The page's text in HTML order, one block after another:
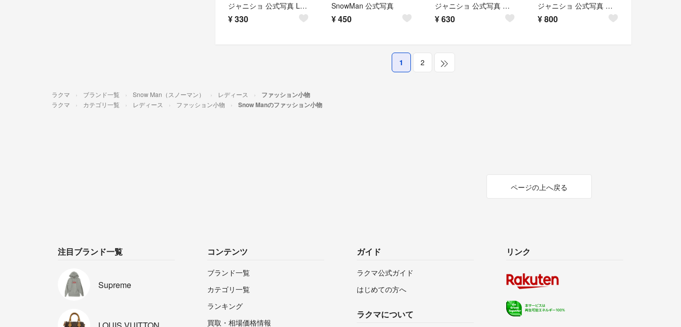
ジャニショ 公式写真 Labo スノラボ オフショ SnowMan 向井康二
¥330
SnowMan 公式写真
¥450
ジャニショ 公式写真 タペストリー W オフショ SnowMan 向井康二
¥630
ジャニショ 公式写真 タペストリー W オフショ SnowMan
¥800
1 2
ラクマ ブランド一覧 Snow Man（スノーマン） レディース ファッション小物
ラクマ カテゴリ一覧 レディース ファッション小物 Snow Manのファッション小物
ページの上へ戻る
注目ブランド一覧
Supreme
コンテンツ
ブランド一覧
カテゴリ一覧
ランキング
買取・相場価格情報
ガイド
ラクマ公式ガイド
はじめての方へ
ラクマについて
リンク